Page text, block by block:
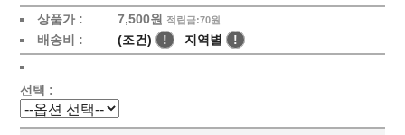
상품가 : 7,500원 적립금:70원
배송비 : (조건) ! 지역별 !
선택 :